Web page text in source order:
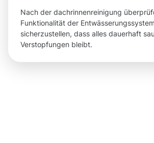
Nach der dachrinnenreinigung
Funktionalität der
sicherzustellen, dass alles dauerhaft
Verstopfungen bleibt.